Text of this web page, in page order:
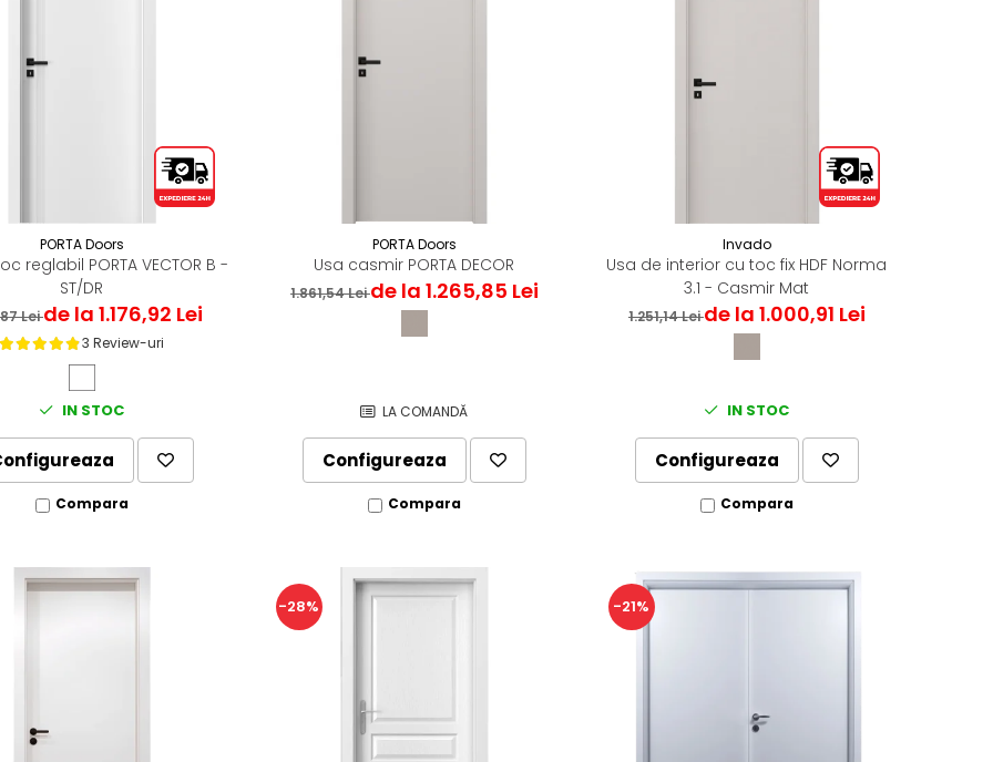
PORTA Doors
reglabil PORTA VECTOR B -
ST/DR
Leide la 1.176,92 Lei
3 Review-uri
IN STOC
Compara
PORTA Doors
Usa casmir PORTA DECOR
1.861,54 Leide la 1.265,85 Lei
LA COMANDĂ
Configureaza
Compara
Invado
Usa de interior cu toc fix HDF Norma
3.1 - Casmir Mat
1.251,14 Leide la 1.000,91 Lei
IN STOC
Configureaza
Compara
-28% -21%